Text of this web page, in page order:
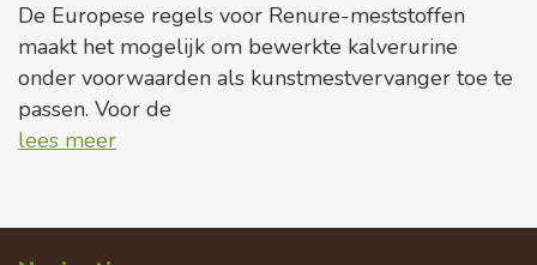
De Europese regels voor Renure-meststoffen
maakt het mogelijk om bewerkte kalverurine
onder voorwaarden als kunstmestvervanger toe te
passen. Voor de
lees meer